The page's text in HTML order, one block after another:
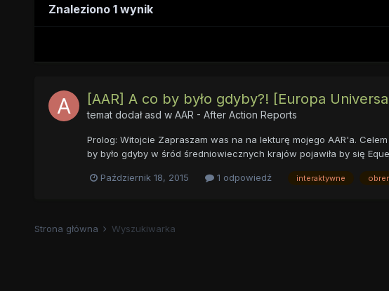
Znaleziono 1 wynik
[AAR] A co by było gdyby?! [Europa
temat dodałasd w AAR - After Action Reports
Prolog: Witojcie Zapraszam was na na lekturę mojego AAR'a.
by było gdyby w śród średniowiecznych krajów pojawiła by się
Październik 18, 2015 1 odpowiedź interaktywne
Strona główna Wyszukiwarka